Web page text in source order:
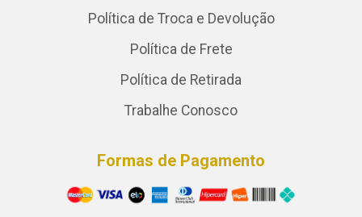
Política de Troca e Devolução
Política de Frete
Política de Retirada
Trabalhe Conosco
Formas de Pagamento